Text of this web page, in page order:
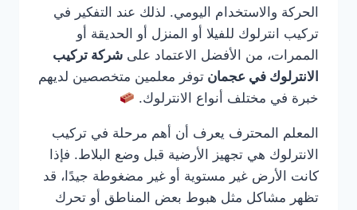
الحركة والاستخدام اليومي. لذلك عند التفكير في
تركيب انترلوك للفيلا أو المنزل أو الحديقة أو
الممرات، من الأفضل الاعتماد على شركة تركيب
الانترلوك في عجمان توفر معلمين متخصصين لديهم
خبرة في مختلف أنواع الانترلوك.
المعلم المحترف يعرف أن أهم مرحلة في تركيب
الانترلوك هي تجهيز الأرضية قبل وضع البلاط. فإذا
كانت الأرض غير مستوية أو غير مضغوطة جيدًا، قد
تظهر مشاكل مثل هبوط بعض المناطق أو تحرك